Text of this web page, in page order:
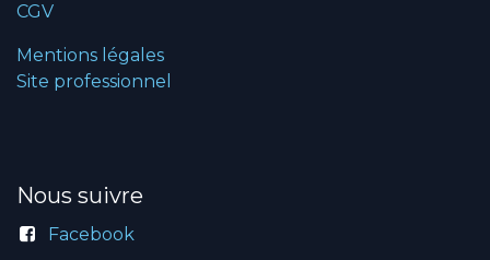
CGV
Mentions légales
Site professionnel
Nous suivre
Facebook